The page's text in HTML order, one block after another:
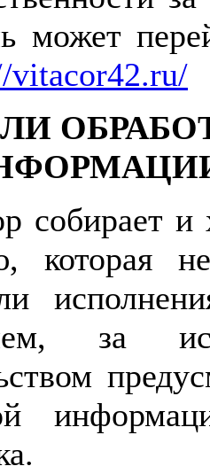
может
vitacor42.ru/
собирает и
которая
за